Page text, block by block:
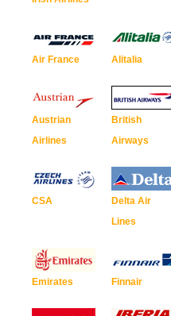
Air France Alitalia
Austrian
Airlines
British
Airways
CSA
Delta Air
Lines
Emirates Finnair